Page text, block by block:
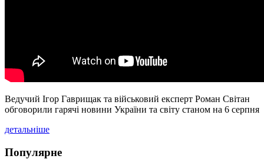
Ведучий Ігор Гаврищак та військовий експерт Роман Світан
обговорили гарячі новини України та світу станом на 6 серпня
детальніше
Популярне